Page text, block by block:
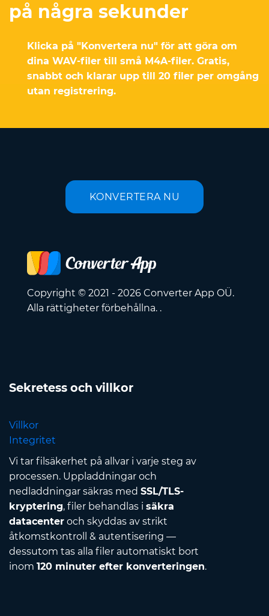
på några sekunder
Klicka på "Konvertera nu" för att göra om
dina WAV-filer till små M4A-filer. Gratis,
snabbt och klarar upp till 20 filer per omgång
utan registrering.
KONVERTERA NU
Copyright © 2021 - 2026 Converter App OÜ.
Alla rättigheter förbehållna. .
Sekretess och villkor
Villkor
Integritet
Vi tar filsäkerhet på allvar i varje steg av
processen. Uppladdningar och
nedladdningar säkras med SSL/TLS-
kryptering, filer behandlas i säkra
datacenter och skyddas av strikt
åtkomstkontroll & autentisering —
dessutom tas alla filer automatiskt bort
inom 120 minuter efter konverteringen.